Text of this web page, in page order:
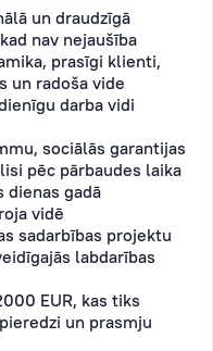
un draudzīgā
nav nejaušība
prasīgi klienti,
un radoša vide
darba vidi
sociālās garantijas
pēc pārbaudes laika
dienas gadā
vidē
sadarbības projektu
labdarības
EUR, kas tiks
un prasmju